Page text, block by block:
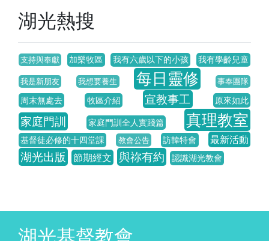
湖光熱搜
支持與奉獻 加樂牧區 我有六歲以下的小孩 我有學齡兒童
我是新朋友 我想要養生 每日靈修 事奉團隊
周末無處去 牧區介紹 宣教事工 原來如此
家庭門訓 家庭門訓全人實踐篇 真理教室
基督徒必修的十四堂課 教會公告 訪韓特會 最新活動
湖光出版 節期經文 與祢有約 認識湖光教會